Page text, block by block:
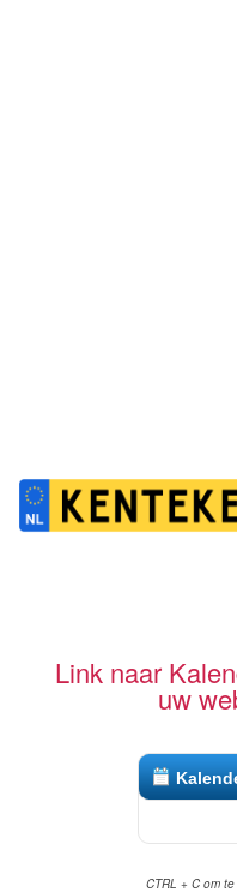
Link naar
uw
CTRL + C om